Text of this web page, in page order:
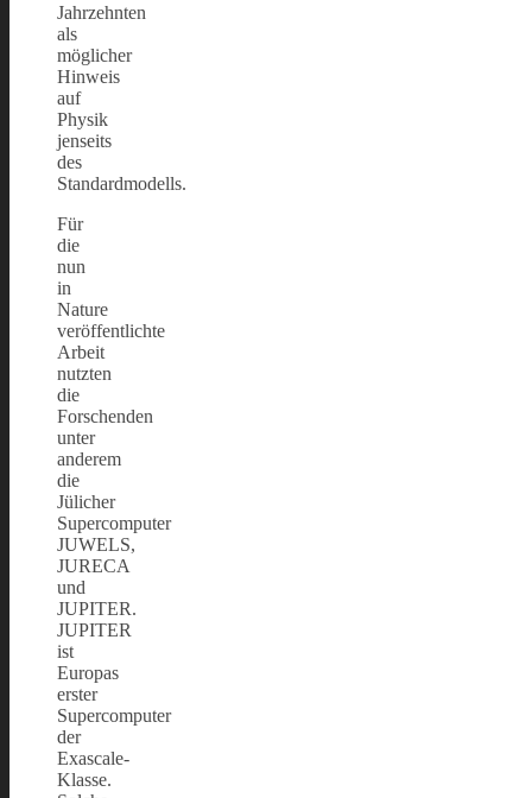
Jahrzehnten
als
möglicher
Hinweis
auf
Physik
jenseits
des
Standardmodells.
Für
die
nun
in
Nature
veröffentlichte
Arbeit
nutzten
die
Forschenden
unter
anderem
die
Jülicher
Supercomputer
JUWELS,
JURECA
und
JUPITER.
JUPITER
ist
Europas
erster
Supercomputer
der
Exascale-
Klasse.